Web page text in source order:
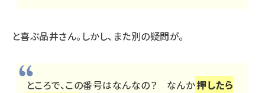
と喜ぶ品井さん。しかし、また別の疑問が。
ところで、この番号はなんなの？ なんか押したら